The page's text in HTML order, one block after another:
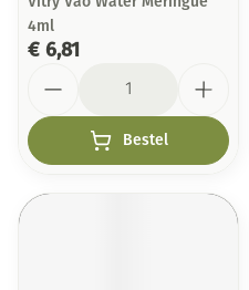
4ml
€ 6,81
Bestel